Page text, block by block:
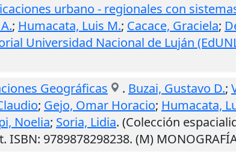
urbano - regionales con
; Humacata, Luis M.; Cacace, Graciela;
Universidad Nacional de Luján
Geográficas
. Buzai, Gustavo D.;
; Gejo, Omar Horacio; Humacata,
Noelia; Soria, Lidia. (Colección
ISBN: 9789878298238. (M)